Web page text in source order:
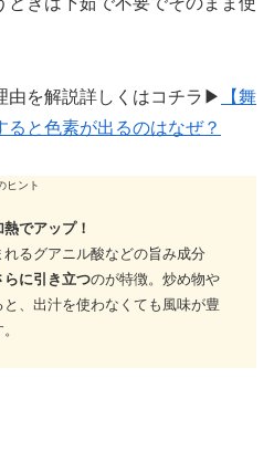
由を解説詳しくはコチラ▶
【舞
と色素が出るのはなぜ？
ヒント
でアップ！
るグアニル酸などの旨み成分
らに引き立つのが特徴。炒め物や
、出汁を使わなくても風味が豊